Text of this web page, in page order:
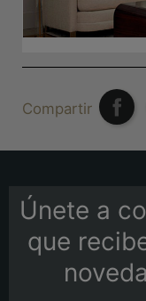
Compartir
Únete a
que